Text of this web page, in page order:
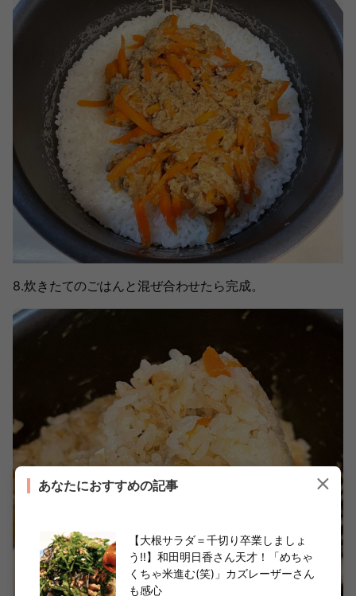
8.炊きたてのごはんと混ぜ合わせたら完成。
あなたにおすすめの記事
【大根サラダ＝千切り卒業しましょ
う!!】和田明日香さん天才！「めちゃ
くちゃ米進む(笑)」カズレーザーさん
も感心